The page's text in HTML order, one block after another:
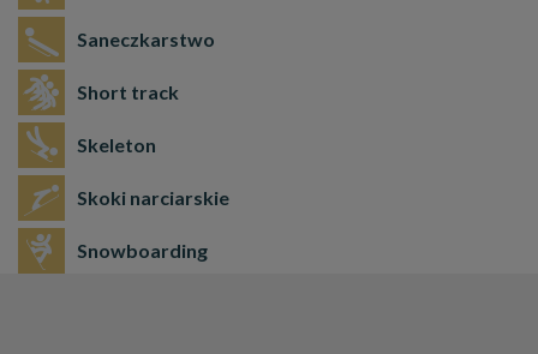
Saneczkarstwo
Short track
Skeleton
Skoki narciarskie
Snowboarding